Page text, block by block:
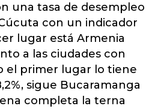
una tasa de desempleo
con un indicador
lugar está Armenia
a las ciudades con
el primer lugar lo tiene
sigue Bucaramanga
completa la terna